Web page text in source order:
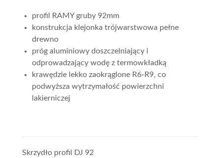
profil RAMY gruby 92mm
konstrukcja klejonka trójwarstwowa pełne
drewno
próg aluminiowy doszczelniający i
odprowadzający wodę z termowkładką
krawędzie lekko zaokrąglone R6-R9, co
podwyższa wytrzymałość powierzchni
lakierniczej
Skrzydło profil DJ 92